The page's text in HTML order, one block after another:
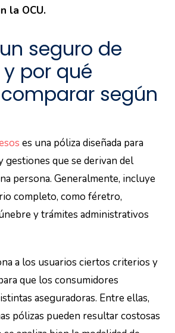
la OCU.
seguro de
por qué
según
es una póliza diseñada para
gestiones que se derivan del
persona. Generalmente, incluye
completo, como féretro,
y trámites administrativos
a los usuarios ciertos criterios y
que los consumidores
aseguradoras. Entre ellas,
pólizas pueden resultar costosas